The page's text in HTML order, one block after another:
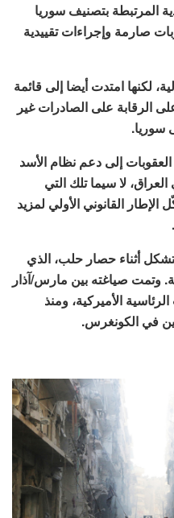
المرتبطة بتصنيف سوريا
صارمة وإجراءات تقييدية
لكنها امتدت أيضا إلى قائمة
الرقابة على الصادرات غير
سوريا.
إلى دعم نظام الأسد
لا سيما تلك التي
القانوني الأولي لمزيد
أثناء حصار حلب، الذي
وتمت صياغته بين مارس/آذار
الرئاسية الأميركية، ومنذ
في الكونغرس.